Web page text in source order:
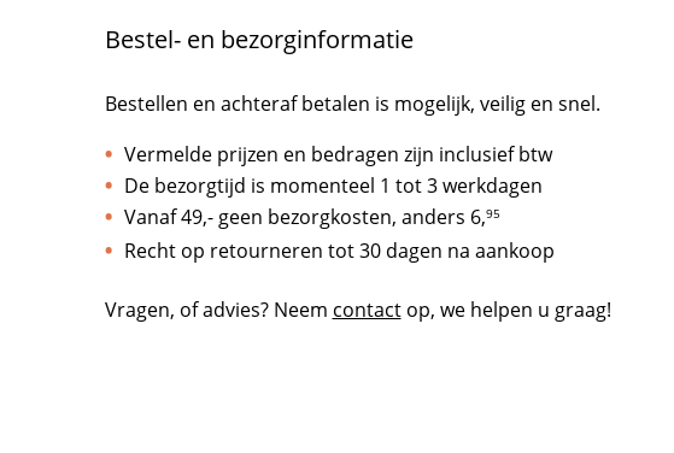
aanbak
Bestel- en bezorginformatie
Bestellen en achteraf betalen is mogelijk, veilig en snel.
Vermelde prijzen en bedragen zijn inclusief btw
De bezorgtijd is momenteel 1 tot 3 werkdagen
Vanaf 49,- geen bezorgkosten, anders 6,95
Recht op retourneren tot 30 dagen na aankoop
Vragen, of advies? Neem contactop, we helpen u graag!